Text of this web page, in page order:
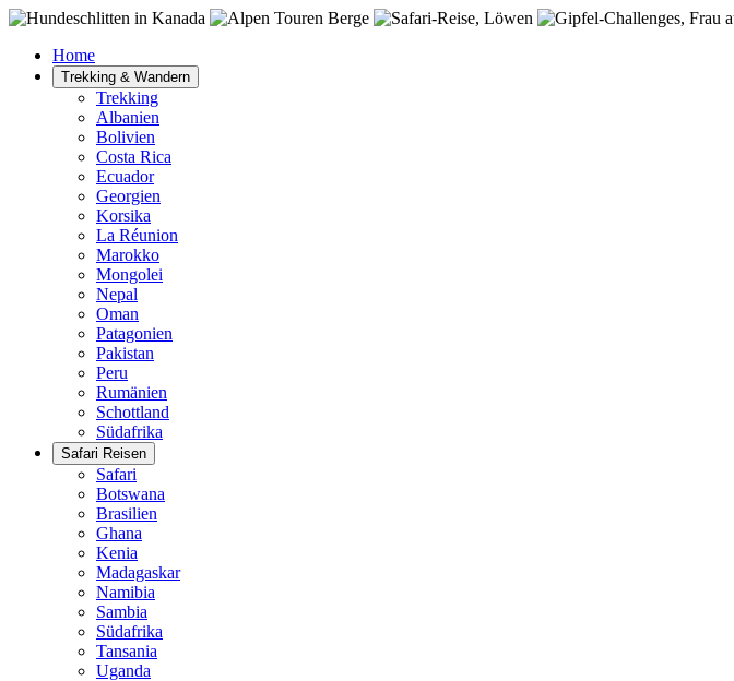
Home
Trekking & Wandern
Trekking
Albanien
Bolivien
Costa Rica
Ecuador
Georgien
Korsika
La Réunion
Marokko
Mongolei
Nepal
Oman
Patagonien
Pakistan
Peru
Rumänien
Schottland
Südafrika
Safari Reisen
Safari
Botswana
Brasilien
Ghana
Kenia
Madagaskar
Namibia
Sambia
Südafrika
Tansania
Uganda